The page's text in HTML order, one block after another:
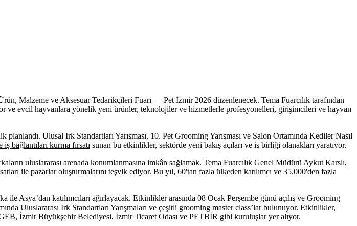
Malzeme ve Aksesuar Tedarikçileri Fuarı — Pet İzmir 2026 düzenlenecek. Tema Fuarcılık tarafından
ve evcil hayvanlara yönelik yeni ürünler, teknolojiler ve hizmetlerle profesyonelleri, girişimcileri ve hayvan
Ulusal Irk Standartları Yarışması, 10. Pet Grooming Yarışması ve Salon Ortamında Kediler Nasıl
bağlantıları kurma fırsatı sunan bu etkinlikler, sektörde yeni bakış açıları ve iş birliği olanakları yaratıyor.
uluslararası arenada konumlanmasına imkân sağlamak. Tema Fuarcılık Genel Müdürü Aykut Karslı,
ile pazarlar oluşturmalarını teşvik ediyor. Bu yıl, 60'tan fazla ülkeden katılımcı ve 35.000'den fazla
Asya’dan katılımcıları ağırlayacak. Etkinlikler arasında 08 Ocak Perşembe günü açılış ve Grooming
Uluslararası Irk Standartları Yarışmaları ve çeşitli grooming master class’lar bulunuyor. Etkinlikler,
İzmir Büyükşehir Belediyesi, İzmir Ticaret Odası ve PETBİR gibi kuruluşlar yer alıyor.